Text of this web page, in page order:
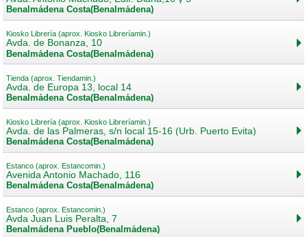
Benalmádena Costa(Benalmádena)
Kiosko Librería (aprox. Kiosko Libreríamin.)
Avda. de Bonanza, 10
Benalmádena Costa(Benalmádena)
Tienda (aprox. Tiendamin.)
Avda. de Europa 13, local 14
Benalmádena Costa(Benalmádena)
Kiosko Librería (aprox. Kiosko Libreríamin.)
Avda. de las Palmeras, s/n local 15-16 (Urb. Puerto Evita)
Benalmádena Costa(Benalmádena)
Estanco (aprox. Estancomin.)
Avenida Antonio Machado, 116
Benalmádena Costa(Benalmádena)
Estanco (aprox. Estancomin.)
Avda Juan Luis Peralta, 7
Benalmádena Pueblo(Benalmádena)